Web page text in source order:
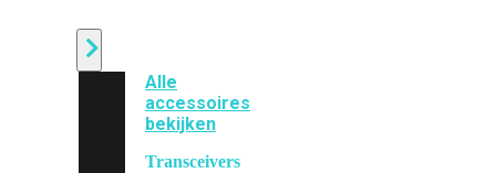
Alle
accessoires
bekijken
Transceivers